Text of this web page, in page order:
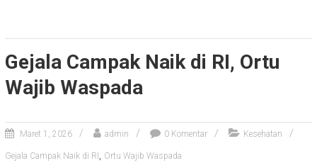
Gejala Campak Naik di RI, Ortu
Wajib Waspada
Maret 1, 2026 admin 0 Komentar Kesehatan
Gejala Campak Naik di RI , Ortu Wajib Waspada